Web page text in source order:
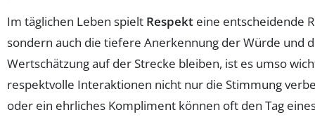
Im täglichen Leben spielt Respekt eine entscheidende
sondern auch die tiefere Anerkennung der Würde und
Wertschätzung auf der Strecke bleiben, ist es umso
respektvolle Interaktionen nicht nur die Stimmung
oder ein ehrliches Kompliment können oft den Tag